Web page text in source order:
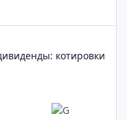
котировки